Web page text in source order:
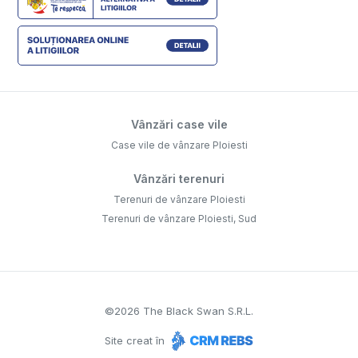
Vânzări case vile
Case vile de vânzare Ploiesti
Vânzări terenuri
Terenuri de vânzare Ploiesti
Terenuri de vânzare Ploiesti, Sud
©2026 The Black Swan S.R.L.
Site creat în